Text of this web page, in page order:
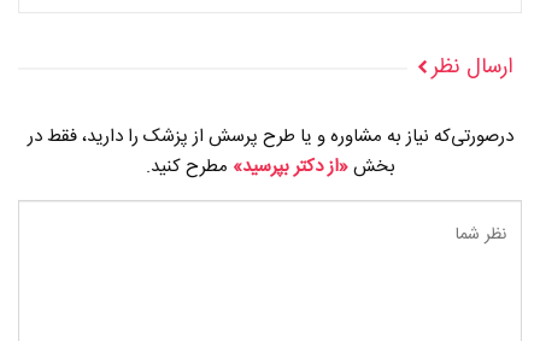
ارسال نظر
درصورتی‌که نیاز به مشاوره و یا طرح پرسش از پزشک را دارید، فقط در
بخش«از دکتر بپرسید» مطرح کنید.